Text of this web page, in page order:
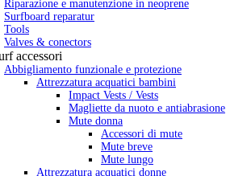
Riparazione e manutenzione in neoprene
Surfboard reparatur
Tools
Valves & conectors
accessori
Abbigliamento funzionale e protezione
Attrezzatura acquatici bambini
Impact Vests / Vests
Magliette da nuoto e antiabrasione
Mute donna
Accessori di mute
Mute breve
Mute lungo
Attrezzatura acquatici donne